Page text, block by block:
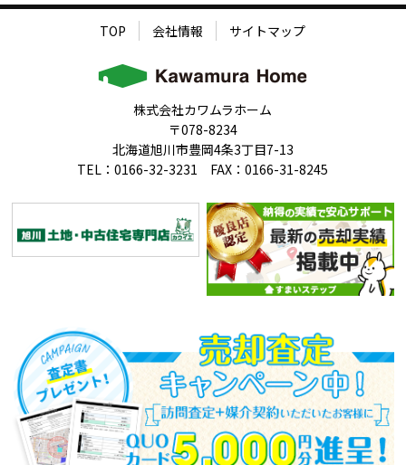
TOP 会社情報 サイトマップ
株式会社カワムラホーム
〒078-8234
北海道旭川市豊岡4条3丁目7-13
TEL：0166-32-3231 FAX：0166-31-8245